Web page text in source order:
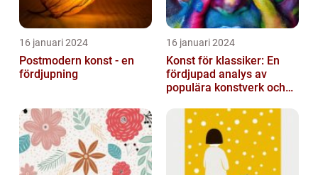
16 januari 2024
Postmodern konst - en
fördjupning
16 januari 2024
Konst för klassiker: En
fördjupad analys av
populära konstverk och